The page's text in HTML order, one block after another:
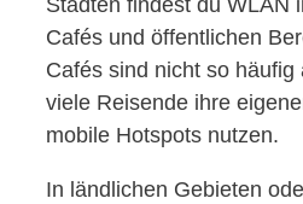
Städten findest du WLAN
Cafés und öffentlichen
Cafés sind nicht so häufig
viele Reisende ihre
mobile Hotspots nutzen.
In ländlichen Gebieten